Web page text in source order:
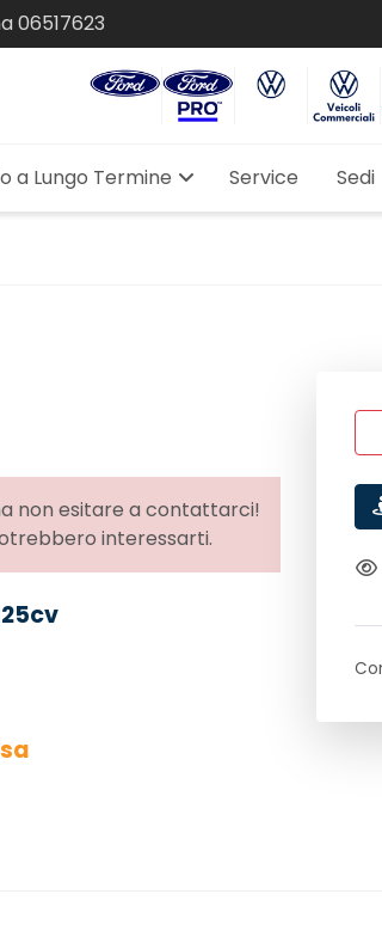
06517623
a Lungo Termine Service Sedi
non esitare a contattarci!
interessarti.